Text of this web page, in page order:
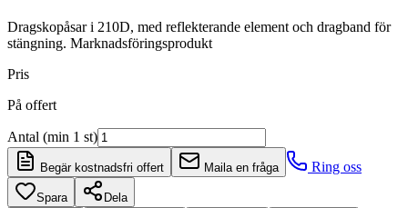
Dragskopåsar i 210D, med reflekterande element och dragband för
stängning. Marknadsföringsprodukt
Pris
På offert
Antal (min 1 st)
Begär kostnadsfri offert Maila en fråga Ring oss
Spara
Dela